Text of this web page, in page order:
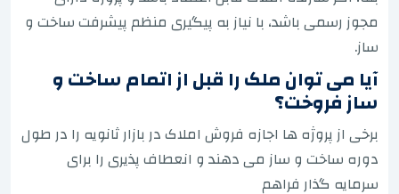
مجوز رسمی باشد، با نیاز به پیگیری منظم پیشرفت ساخت و
ساز.
آیا می توان ملک را قبل از اتمام ساخت و
ساز فروخت؟
برخی از پروژه ها اجازه فروش املاک در بازار ثانویه را در طول
دوره ساخت و ساز می دهند و انعطاف پذیری را برای
سرمایه گذار فراهم